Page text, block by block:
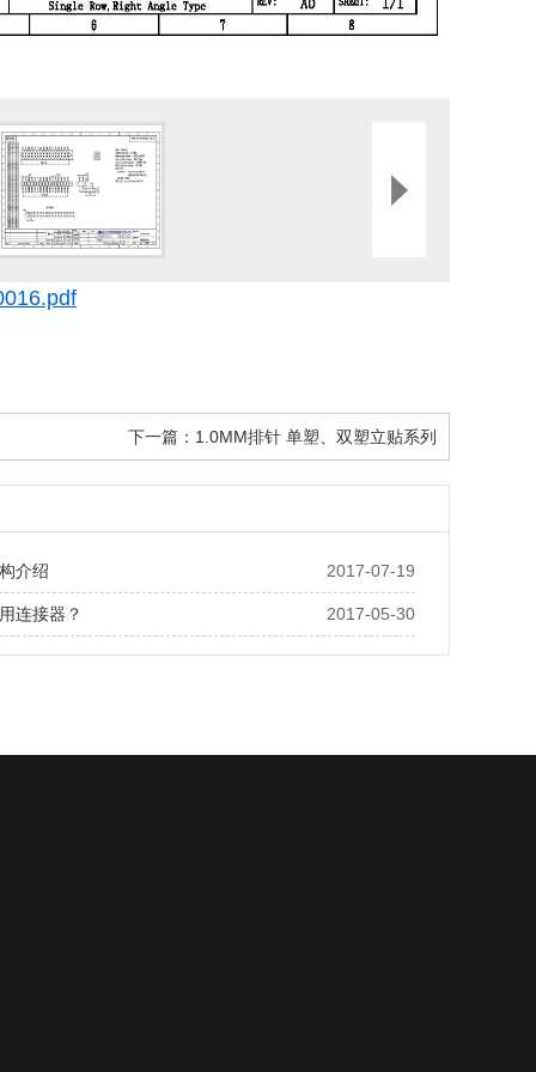
下一篇： 1.0MM排针 单塑、双塑立贴系列
2017-07-19
介绍
2017-05-30
连接器？